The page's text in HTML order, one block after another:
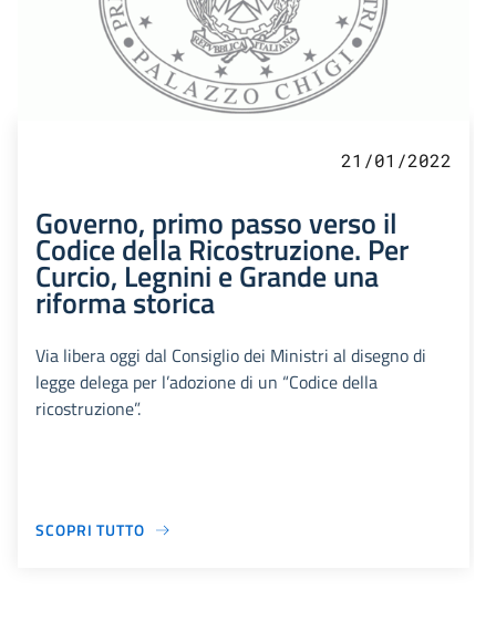
21/01/2022
Governo, primo passo verso il
Codice della Ricostruzione. Per
Curcio, Legnini e Grande una
riforma storica
Via libera oggi dal Consiglio dei Ministri al disegno di
legge delega per l’adozione di un “Codice della
ricostruzione”.
SCOPRI TUTTO